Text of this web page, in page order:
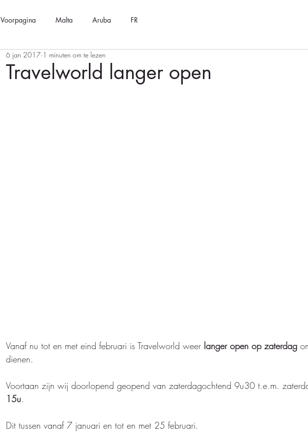
Voorpagina Malta Aruba FR
Travelworld langer open
6 jan 2017 1 minuten om te lezen
Vanaf nu tot en met eind februari is Travelworld weer langer open op zaterdag
dienen.
Voortaan zijn wij doorlopend geopend van zaterdagochtend 9u30 t.e.m.
15u.
Dit tussen vanaf 7 januari en tot en met 25 februari.